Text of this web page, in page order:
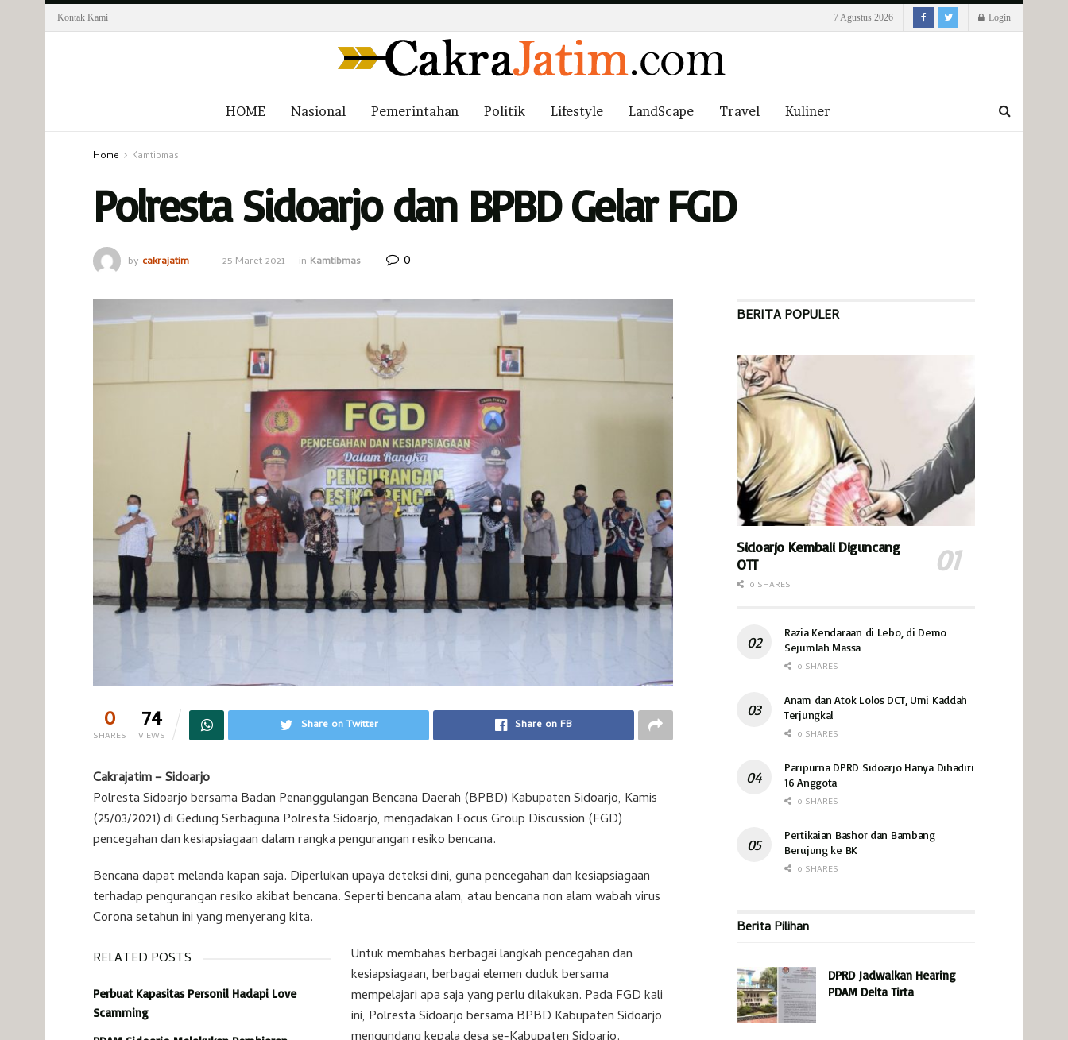
Kontak Kami 7 Agustus 2026 Login
HOME Nasional Pemerintahan Politik Lifestyle LandScape Travel Kuliner
Home Kamtibmas
Polresta Sidoarjo dan BPBD Gelar FGD
by cakrajatim 25 Maret 2021 in Kamtibmas 0
0
SHARES 74
VIEWS
Share on Twitter Share on FB
Cakrajatim – Sidoarjo
Polresta Sidoarjo bersama Badan Penanggulangan Bencana Daerah (BPBD) Kabupaten Sidoarjo, Kamis
(25/03/2021) di Gedung Serbaguna Polresta Sidoarjo, mengadakan Focus Group Discussion (FGD)
pencegahan dan kesiapsiagaan dalam rangka pengurangan resiko bencana.
Bencana dapat melanda kapan saja. Diperlukan upaya deteksi dini, guna pencegahan dan kesiapsiagaan
terhadap pengurangan resiko akibat bencana. Seperti bencana alam, atau bencana non alam wabah virus
Corona setahun ini yang menyerang kita.
RELATED POSTS
Perbuat Kapasitas Personil Hadapi Love
Scamming
Untuk membahas berbagai langkah pencegahan dan
kesiapsiagaan, berbagai elemen duduk bersama
mempelajari apa saja yang perlu dilakukan. Pada FGD kali
ini, Polresta Sidoarjo bersama BPBD Kabupaten Sidoarjo
BERITA POPULER
Sidoarjo Kembali Diguncang
OTT
0 SHARES
Razia Kendaraan di Lebo, di Demo
Sejumlah Massa
0 SHARES
Anam dan Atok Lolos DCT, Umi Kaddah
Terjungkal
0 SHARES
Paripurna DPRD Sidoarjo Hanya Dihadiri
16 Anggota
0 SHARES
Pertikaian Bashor dan Bambang
Berujung ke BK
0 SHARES
Berita Pilihan
DPRD Jadwalkan Hearing
PDAM Delta Tirta